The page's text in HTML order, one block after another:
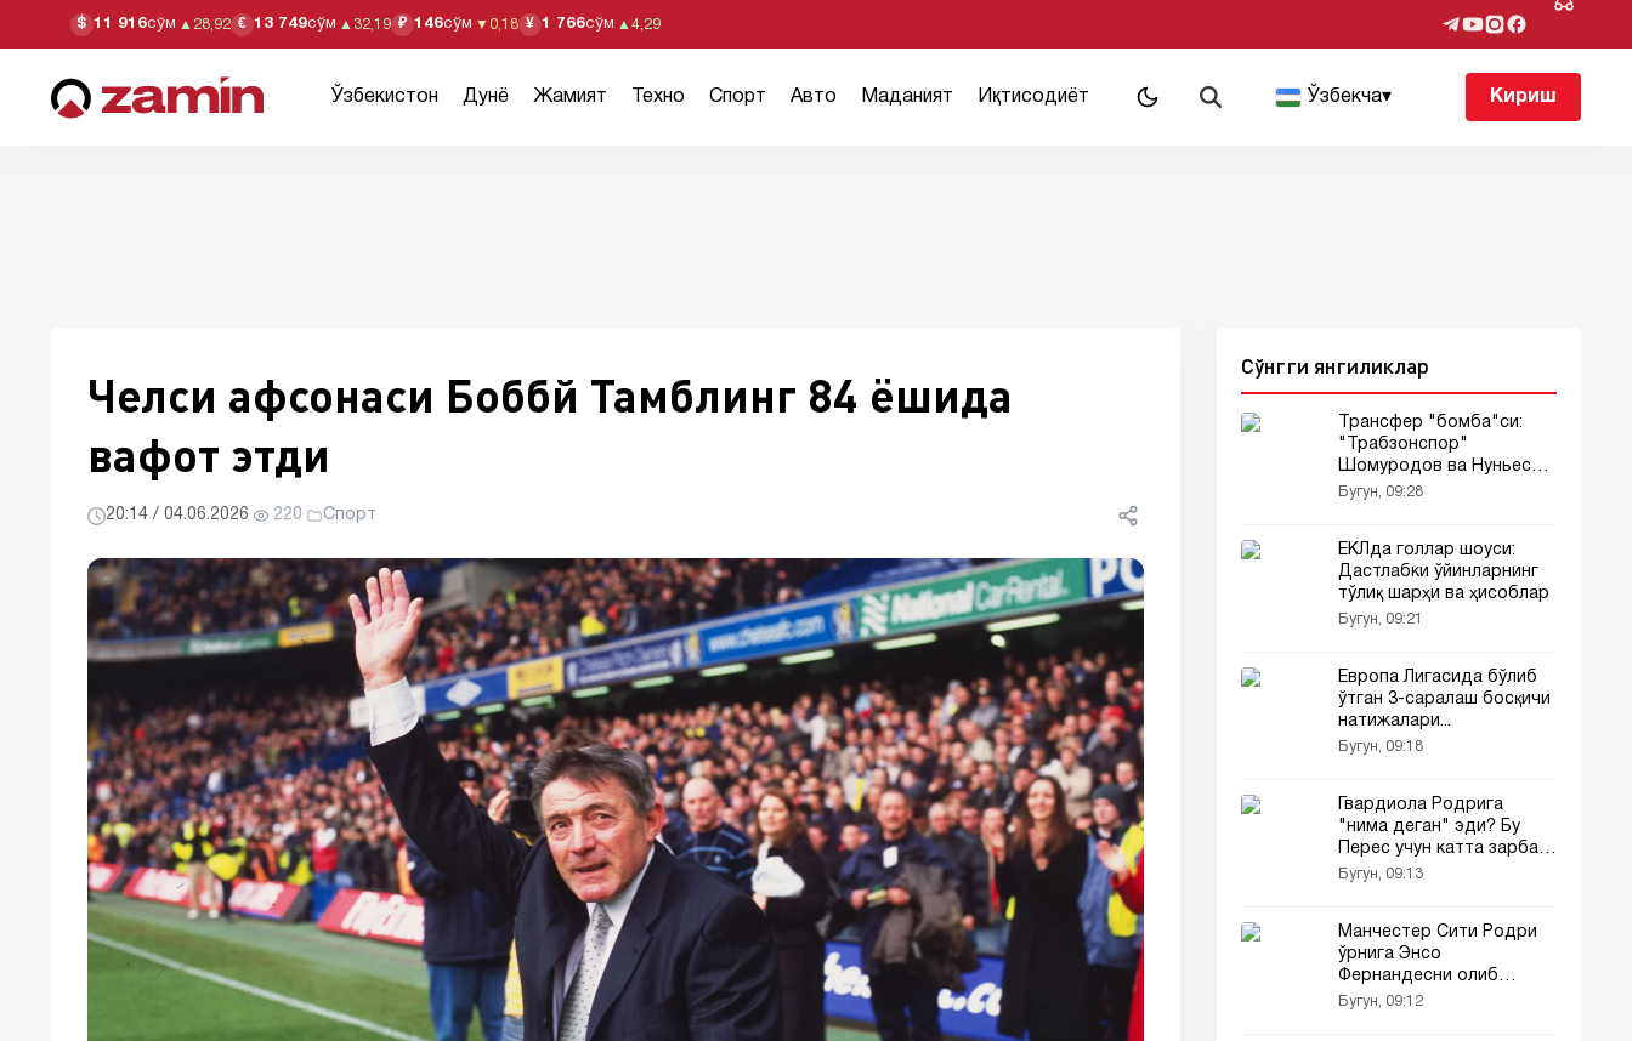
$ 11 916сўм ▲ 28,92 € 13 749сўм ▲ 32,19 ₽ 146сўм ▼ 0,18 ¥ 1 766сўм ▲ 4,29
Ўзбекистон Дунё Жамият Техно Спорт Авто Маданият Иқтисодиёт Ўзбекча▾ Кириш
Челси афсонаси Боббй Тамблинг 84 ёшида
вафот этди
20:14 / 04.06.2026· 220· Спорт
Сўнгги янгиликлар
Трансфер "бомба"си:
"Трабзонспор"
Шомуродов ва Нуньесни
сотиб олмоқда!
Бугун, 09:28
ЕКЛда голлар шоуси:
Дастлабки ўйинларнинг
тўлиқ шарҳи ва ҳисоблар
Бугун, 09:21
Европа Лигасида бўлиб
ўтган 3-саралаш босқичи
натижалари...
Бугун, 09:18
Гвардиола Родрига
"нима деган" эди? Бу
Перес учун катта зарба
бўлди...
Бугун, 09:13
Манчестер Сити Родри
ўрнига Энсо
Фернандесни олиб
келмоқчи
Бугун, 09:12